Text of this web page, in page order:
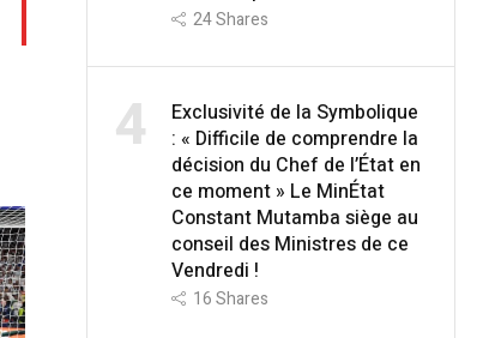
24Shares
4
Exclusivité de la Symbolique
: « Difficile de comprendre la
décision du Chef de l’État en
ce moment » Le MinÉtat
Constant Mutamba siège au
conseil des Ministres de ce
Vendredi !
16Shares